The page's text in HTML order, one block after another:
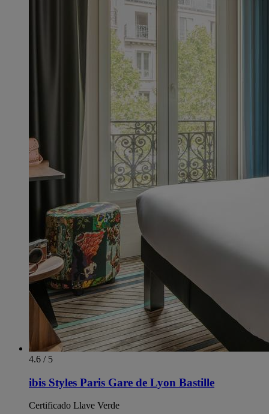
4.6 / 5
ibis Styles Paris Gare de Lyon Bastille
Certificado Llave Verde